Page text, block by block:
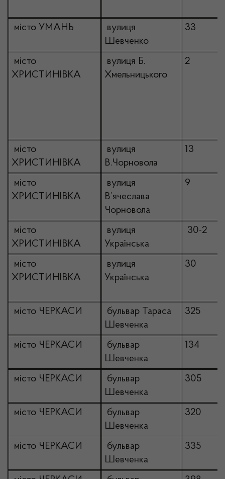
місто УМАНЬ
вулиця
Шевченко
33
місто
ХРИСТИНІВКА
вулиця Б.
Хмельницького
2
місто
ХРИСТИНІВКА
вулиця
В.Чорновола
13
місто
ХРИСТИНІВКА
вулиця
В’ячеслава
Чорновола
9
місто
ХРИСТИНІВКА
вулиця
Українська
30-2
місто
ХРИСТИНІВКА
вулиця
Українська
30
місто ЧЕРКАСИ
бульвар Тараса
Шевченка
325
місто ЧЕРКАСИ
бульвар
Шевченка
134
місто ЧЕРКАСИ
бульвар
Шевченка
305
місто ЧЕРКАСИ
бульвар
Шевченка
320
місто ЧЕРКАСИ
бульвар
Шевченка
335